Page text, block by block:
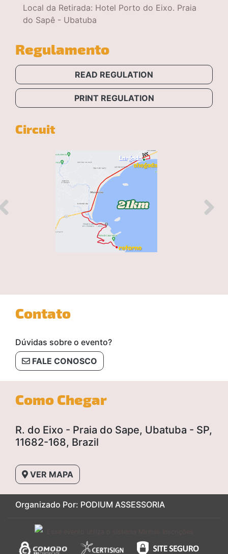
Local da Retirada: Hotel Porto do Eixo. Praia
do Sapê - Ubatuba
Regulamento
READ REGULATION
PRINT REGULATION
Circuit
Contato
Dúvidas sobre o evento?
FALE CONOSCO
Como Chegar
R. do Eixo - Praia do Sape, Ubatuba - SP,
11682-168, Brazil
VER MAPA
Organizado Por: PODIUM ASSESSORIA